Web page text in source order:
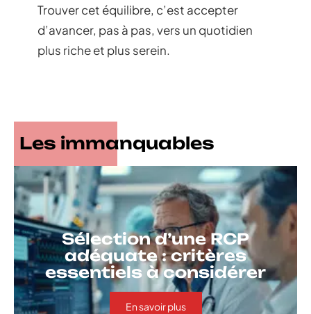
Trouver cet équilibre, c’est accepter
d’avancer, pas à pas, vers un quotidien
plus riche et plus serein.
Les immanquables
Sélection d’une RCP
adéquate : critères
essentiels à considérer
En savoir plus